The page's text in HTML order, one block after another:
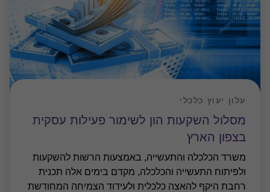
מסלול השקעות הון לשימור פעילות עסקית
בצפון הארץ
עלון יעוץ כלכלי
משרד הכלכלה והתעשייה, באמצעות הרשות להשקעות
ולפיתוח התעשייה והכלכלה, מקדם בימים אלה תכנית
רחבת היקף להאצה כלכלית ולעידוד הצמיחה המחודשת